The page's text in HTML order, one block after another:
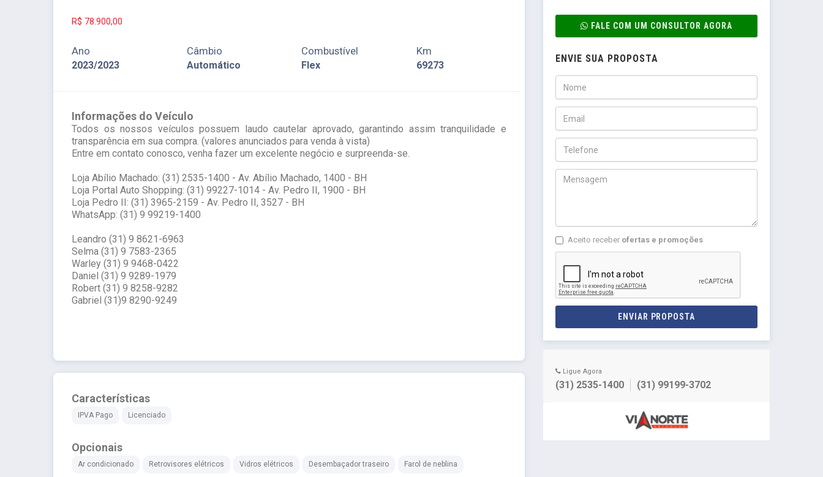
R$ 78.900,00
Ano
2023/2023
Câmbio
Automático
Combustível
Flex
Km
69273
Informações do Veículo
Todos os nossos veículos possuem laudo cautelar aprovado, garantindo assim tranquilidade e
transparência em sua compra. (valores anunciados para venda à vista)
Entre em contato conosco, venha fazer um excelente negócio e surpreenda-se.
Loja Abílio Machado: (31) 2535-1400 - Av. Abílio Machado, 1400 - BH
Loja Portal Auto Shopping: (31) 99227-1014 - Av. Pedro II, 1900 - BH
Loja Pedro II: (31) 3965-2159 - Av. Pedro II, 3527 - BH
WhatsApp: (31) 9 99219-1400
Leandro (31) 9 8621-6963
Selma (31) 9 7583-2365
Warley (31) 9 9468-0422
Daniel (31) 9 9289-1979
Robert (31) 9 8258-9282
Gabriel (31)9 8290-9249
Características
IPVA Pago Licenciado
Opcionais
Ar condicionado Retrovisores elétricos Vidros elétricos Desembaçador traseiro Farol de neblina
FALE COM UM CONSULTOR AGORA
ENVIE SUA PROPOSTA
Aceito receber ofertas e promoções
ENVIAR PROPOSTA
Ligue Agora
(31) 2535-1400 (31) 99199-3702